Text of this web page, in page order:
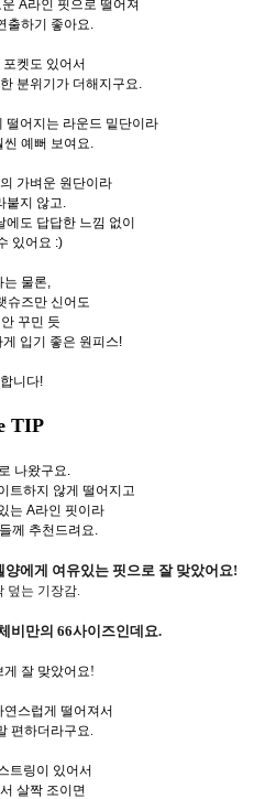
A라인 핏으로 떨어져
출하기 좋아요.
켓도 있어서
분위기가 더해지구요.
떨어지는 라운드 밑단이라
예뻐 보여요.
가벼운 원단이라
붙지 않고.
에도 답답한 느낌 없이
있어요 :)
물론,
슈즈만 신어도
꾸민 듯
입기 좋은 원피스!
니다!
TIP
나왔구요.
트하지 않게 떨어지고
는 A라인 핏이라
께 추천드려요.
에게 여유있는 핏으로 잘 맞았어요!
덮는 기장감.
비만의 66사이즈인데요.
게 잘 맞았어요!
연스럽게 떨어져서
편하더라구요.
트링이 있어서
살짝 조이면